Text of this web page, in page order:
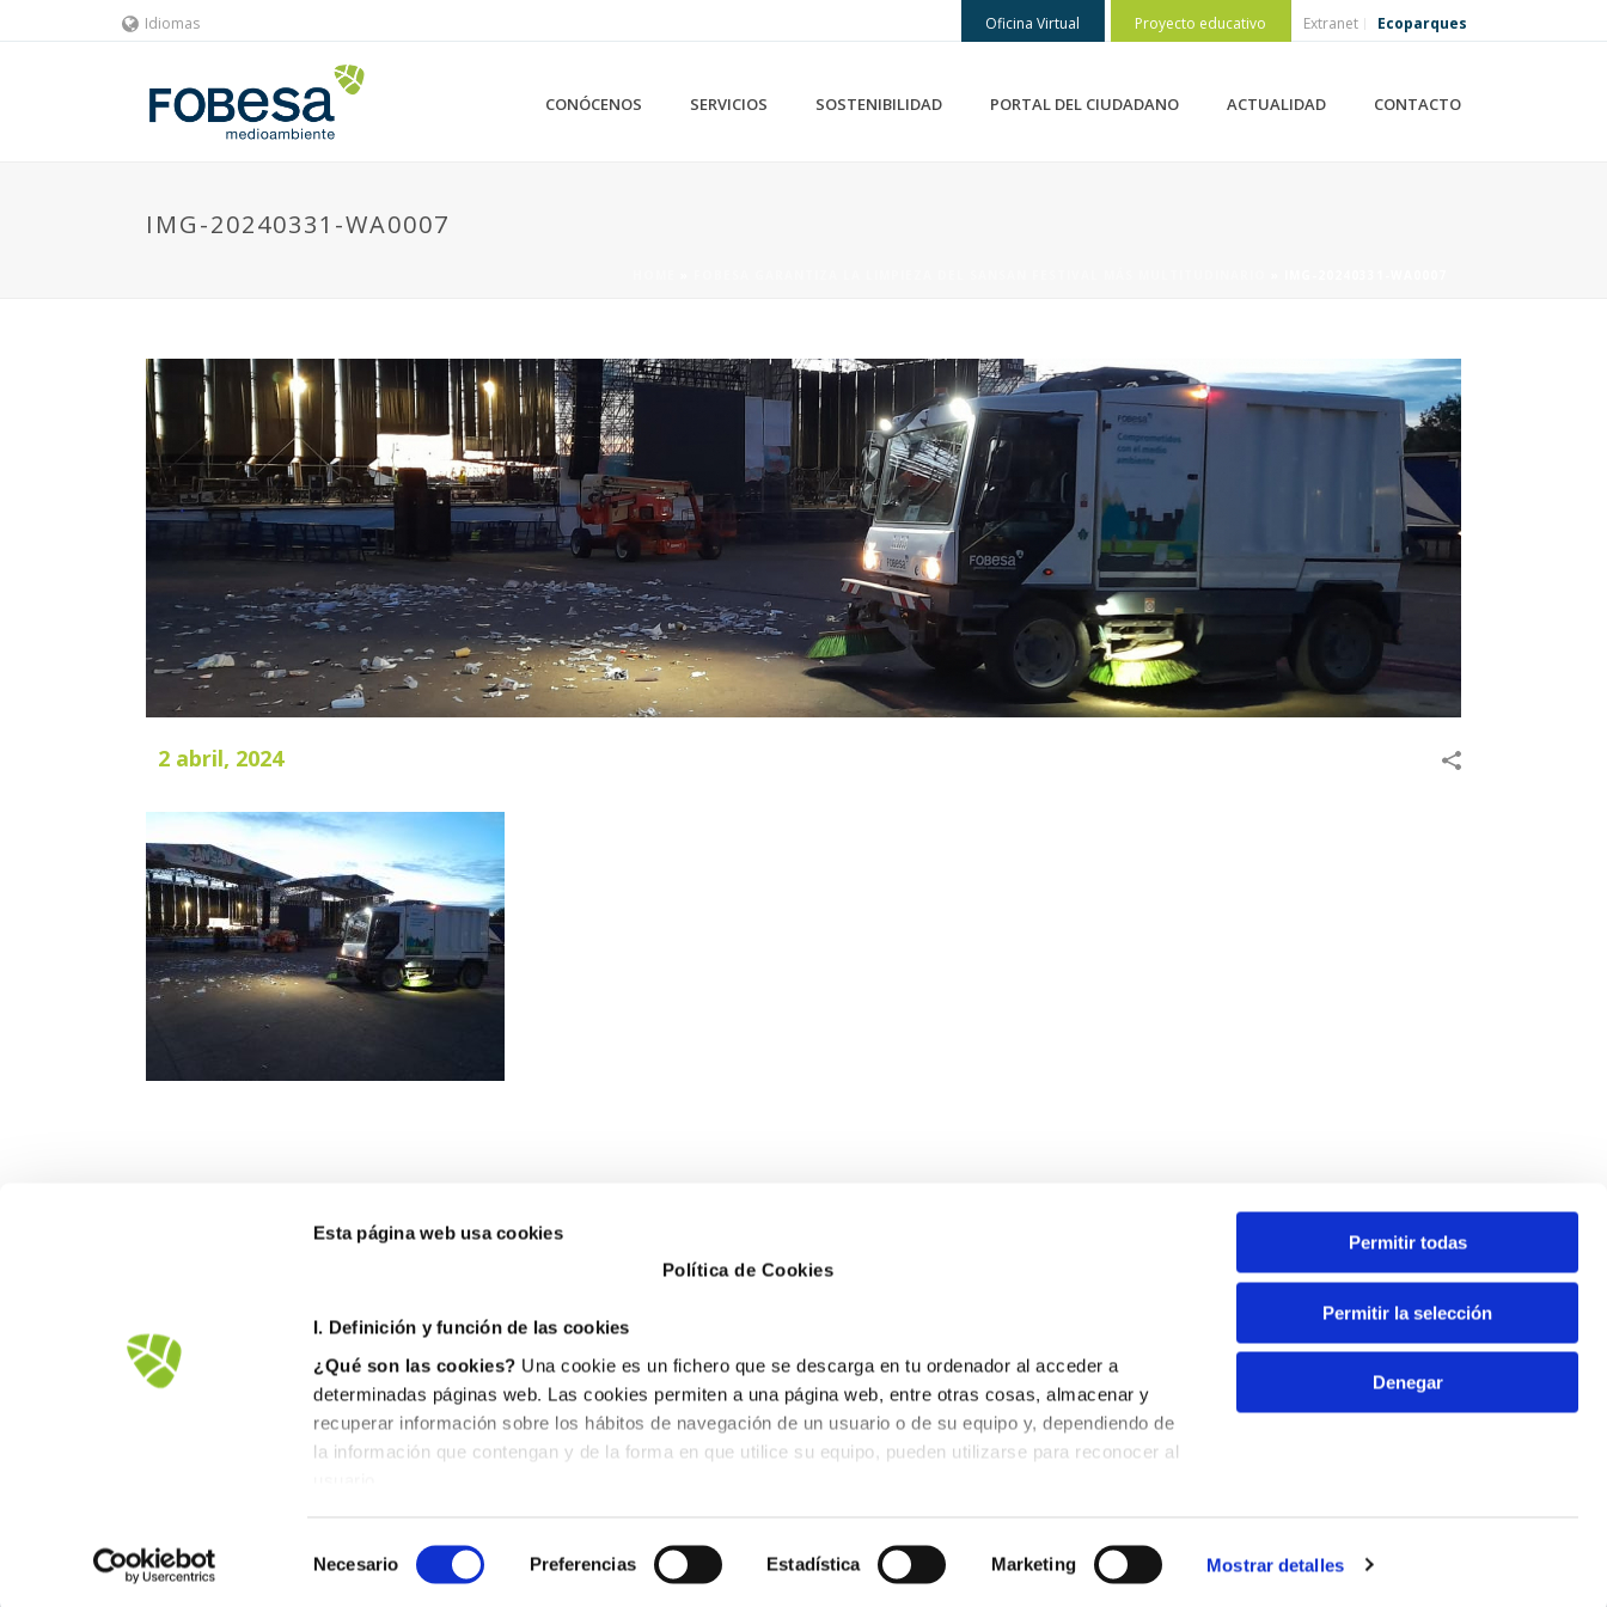
Esta página web usa cookies
Política de Cookies
I. Definición y función de las cookies
¿Qué son las cookies? Una cookie es un fichero que se descarga en tu ordenador al acceder a
determinadas páginas web. Las cookies permiten a una página web, entre otras cosas, almacenar y
recuperar información sobre los hábitos de navegación de un usuario o de su equipo y, dependiendo de
la información que contengan y de la forma en que utilice su equipo, pueden utilizarse para reconocer al
1. En función del propietario de la cookie:
Cookies propias: Son aquéllas que se envían al equipo terminal del usuario desde un equipo o
Necesario Preferencias Estadística Marketing Mostrar detalles
Permitir todas
Permitir la selección
Denegar
Idiomas Oficina Virtual Proyecto educativo Extranet Ecoparques
CONÓCENOS SERVICIOS SOSTENIBILIDAD PORTAL DEL CIUDADANO ACTUALIDAD CONTACTO
IMG-20240331-WA0007
2 abril, 2024
12560 Benicàssim (Castellón)
900 100 243
info@fobesa.com
CP 03610 Petrer
(Alicante)
tel. 966 952 382
fax. 96 695 05 12
Oficina virtual
Info ecoparques
Contacto
Aviso Legal